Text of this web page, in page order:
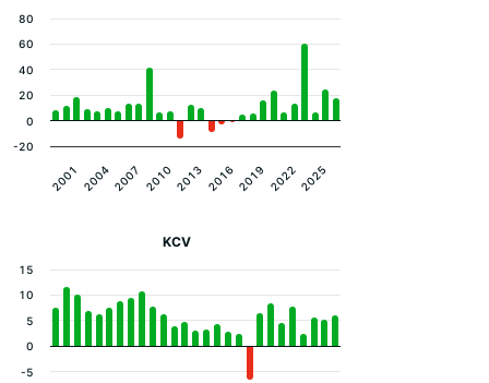
2001 20042007 2010 2013 20162019 20222025
-20
0
20
40
60
80
KCV
-5
0
5
10
15